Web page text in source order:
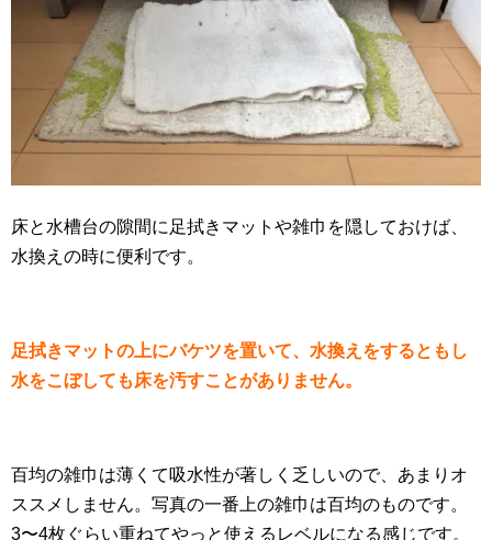
床と水槽台の隙間に足拭きマットや雑巾を隠しておけば、
水換えの時に便利です。
足拭きマットの上にバケツを置いて、水換えをするともし
水をこぼしても床を汚すことがありません。
百均の雑巾は薄くて吸水性が著しく乏しいので、あまりオ
ススメしません。写真の一番上の雑巾は百均のものです。
3〜4枚ぐらい重ねてやっと使えるレベルになる感じです。